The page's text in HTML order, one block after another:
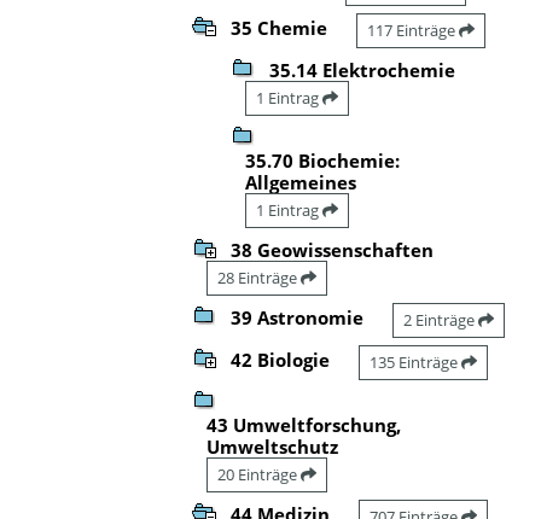
35 Chemie 117 Einträge
35.14 Elektrochemie
1 Eintrag
35.70 Biochemie:
Allgemeines
1 Eintrag
38 Geowissenschaften
28 Einträge
39 Astronomie 2 Einträge
42 Biologie 135 Einträge
43 Umweltforschung,
Umweltschutz
20 Einträge
44 Medizin